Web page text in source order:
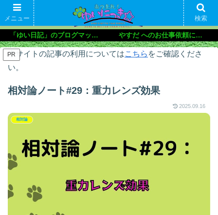
「ゆい日記」のブログマップ🌝 やすだ へのお仕事依頼について
PR
本サイトの記事の利用についてはこちら をご確認くださ
い。
相対論ノート#29：重力レンズ効果
2025.09.16
相対論
メニュー 検索